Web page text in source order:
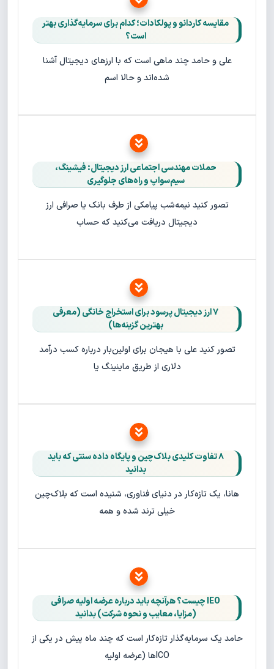
مقایسه کاردانو و پولکادات؛ کدام برای سرمایه‌گذاری بهتر
است؟
علی و حامد چند ماهی است که با ارزهای دیجیتال آشنا
شده‌اند و حالا اسم
حملات مهندسی اجتماعی ارز دیجیتال: فیشینگ،
سیم‌سواپ و راه‌های جلوگیری
تصور کنید نیمه‌شب پیامکی از طرف بانک یا صرافی ارز
دیجیتال دریافت می‌کنید که حساب
۷ ارز دیجیتال پرسود برای استخراج خانگی (معرفی
بهترین گزینه‌ها)
تصور کنید علی با هیجان برای اولین‌بار درباره کسب درآمد
دلاری از طریق ماینینگ یا
۸ تفاوت کلیدی بلاک‌چین و پایگاه‌ داده سنتی که باید
بدانید
هانا، یک تازه‌کار در دنیای فناوری، شنیده است که بلاک‌چین
خیلی ترند شده و همه
IEO چیست؟ هرآنچه باید درباره عرضه اولیه صرافی
(مزایا، معایب و نحوه شرکت) بدانید
حامد یک سرمایه‌گذار تازه‌کار است که چند ماه پیش در یکی از
ICOها (عرضه اولیه